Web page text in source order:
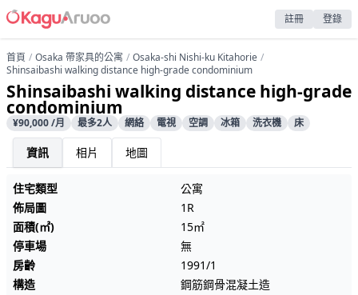
註冊 登錄
首頁 Osaka 帶家具的公寓
Osaka-shi Nishi-ku Kitahorie
Shinsaibashi walking distance high-grade condominium
Shinsaibashi walking distance high-grade
condominium
¥90,000 /月 最多2人 網絡 電視 空調 冰箱 洗衣機 床
資訊 相片 地圖
住宅類型
公寓
佈局圖
1R
面積(㎡)
15㎡
停車場
無
房齡
1991/1
構造
鋼筋鋼骨混凝土造